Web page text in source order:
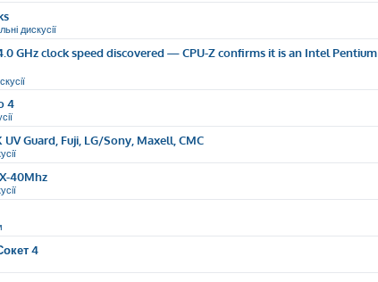
дискусії
GHz clock speed discovered — CPU-Z confirms it is an Intel Pentium
4
Guard, Fuji, LG/Sony, Maxell, CMC
40Mhz
4